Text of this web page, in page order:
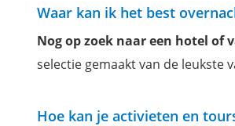
Waar kan ik het best
Nog op zoek naar een hotel of
selectie gemaakt van de leukste
Hoe kan je activieten en